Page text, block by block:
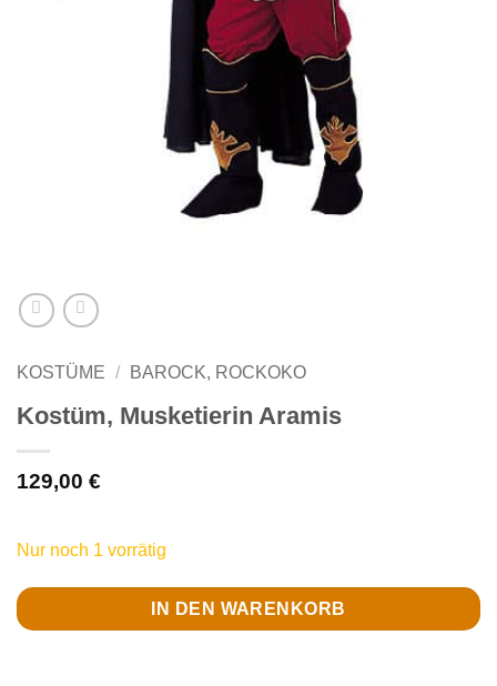
KOSTÜME / BAROCK, ROCKOKO
Kostüm, Musketierin Aramis
129,00 €
Nur noch 1 vorrätig
IN DEN WARENKORB